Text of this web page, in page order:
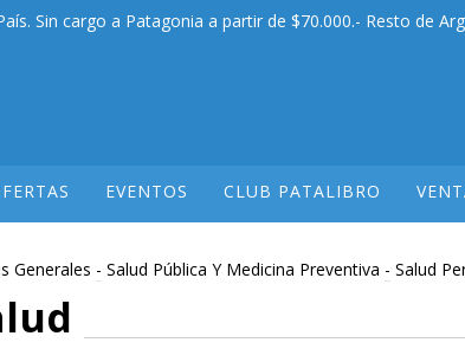
Sin cargo a Patagonia a partir de $70.000.- Resto de
EVENTOS CLUB PATALIBRO
Generales - Salud Pública Y Medicina Preventiva - Salud